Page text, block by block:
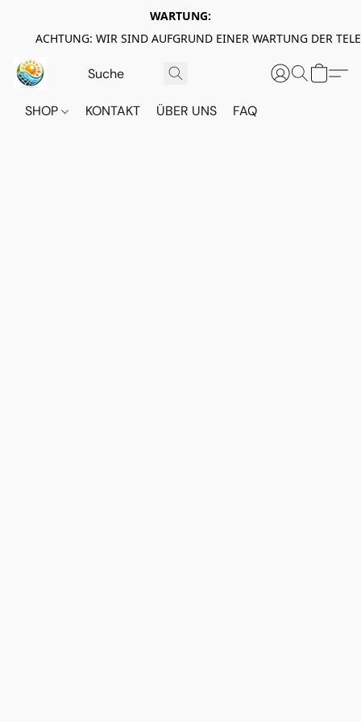
WARTUNG:
ACHTUNG: WIR SIND AUFGRUND EINER WARTUNG DER
SHOP KONTAKT ÜBER UNS FAQ